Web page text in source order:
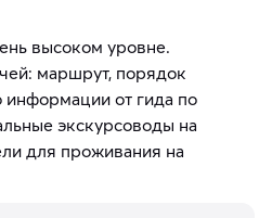
высоком уровне.
маршрут, порядок
от гида по
экскурсоводы на
для проживания на